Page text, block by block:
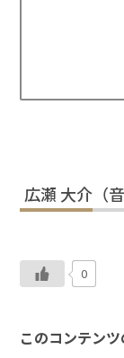
広瀬 大介（音
0
このコンテンツ